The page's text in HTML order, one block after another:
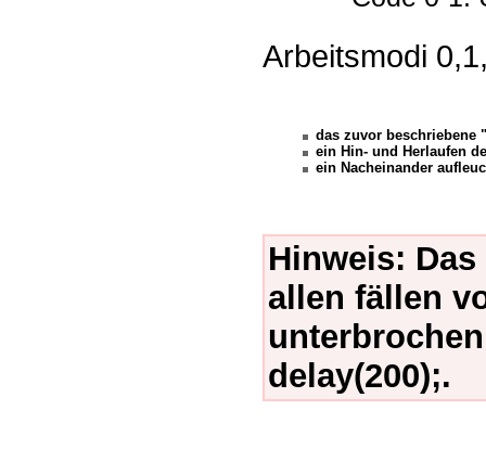
Arbeitsmodi
das zuvor beschriebene
ein Hin- und Herlaufen
ein Nacheinander
Hinweis:
allen fällen
delay(200);.